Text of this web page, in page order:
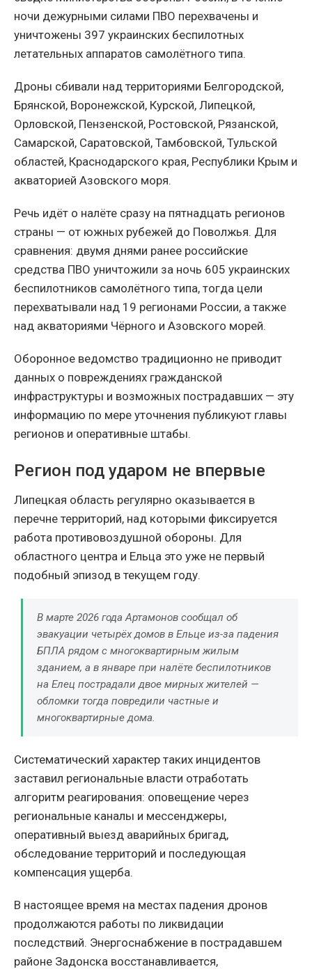
ночи дежурными силами ПВО перехвачены и
уничтожены 397 украинских беспилотных
летательных аппаратов самолётного типа.
Дроны сбивали над территориями Белгородской,
Брянской, Воронежской, Курской, Липецкой,
Орловской, Пензенской, Ростовской, Рязанской,
Самарской, Саратовской, Тамбовской, Тульской
областей, Краснодарского края, Республики Крым и
акваторией Азовского моря.
Речь идёт о налёте сразу на пятнадцать регионов
страны — от южных рубежей до Поволжья. Для
сравнения: двумя днями ранее российские
средства ПВО уничтожили за ночь 605 украинских
беспилотников самолётного типа, тогда цели
перехватывали над 19 регионами России, а также
над акваториями Чёрного и Азовского морей.
Оборонное ведомство традиционно не приводит
данных о повреждениях гражданской
инфраструктуры и возможных пострадавших — эту
информацию по мере уточнения публикуют главы
регионов и оперативные штабы.
Регион под ударом не впервые
Липецкая область регулярно оказывается в
перечне территорий, над которыми фиксируется
работа противовоздушной обороны. Для
областного центра и Ельца это уже не первый
подобный эпизод в текущем году.
В марте 2026 года Артамонов сообщал об
эвакуации четырёх домов в Ельце из-за падения
БПЛА рядом с многоквартирным жилым
зданием, а в январе при налёте беспилотников
на Елец пострадали двое мирных жителей —
обломки тогда повредили частные и
многоквартирные дома.
Систематический характер таких инцидентов
заставил региональные власти отработать
алгоритм реагирования: оповещение через
региональные каналы и мессенджеры,
оперативный выезд аварийных бригад,
обследование территорий и последующая
компенсация ущерба.
В настоящее время на местах падения дронов
продолжаются работы по ликвидации
последствий. Энергоснабжение в пострадавшем
районе Задонска восстанавливается,